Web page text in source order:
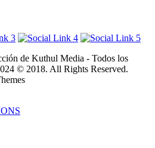
de Kuthul Media - Todos los
© 2018. All Rights Reserved.